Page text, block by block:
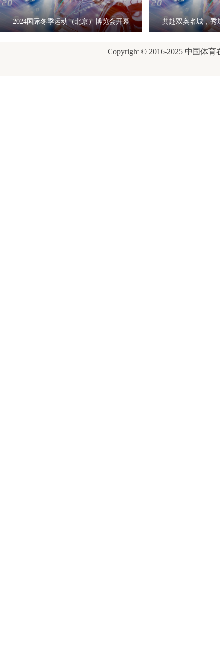
2024国际冬季运动（北京）博览会开幕
共赴双奥名城，秀
Copyright © 2016-2025 中国体